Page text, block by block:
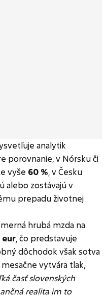
analytik
porovnanie, v Nórsku či
vyše 60 % , v Česku
alebo zostávajú v
prepadu životnej
hrubá mzda na
eur , čo predstavuje
dôchodok však sotva
mesačne vytvára tlak,
časť slovenských
realita im to